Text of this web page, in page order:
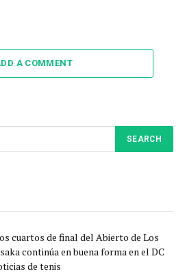
A COMMENT
cuartos de final del Abierto de Los
continúa en buena forma en el DC
de tenis